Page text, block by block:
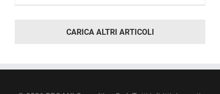
CARICA ALTRI ARTICOLI